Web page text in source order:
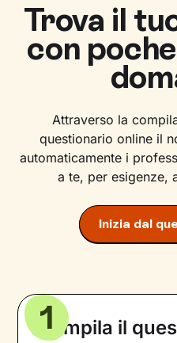
Trova il
con
Attraverso la
questionario online il
automaticamente i
a te, per esigenze,
Inizia dal
Compila il
1